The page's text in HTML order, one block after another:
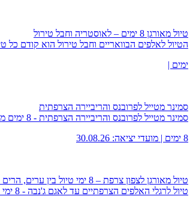
טיול מאורגן 8 ימים – לאוסטריה וחבל טירול
הטיול לאלפים הבוואריים וחבל טירול הוא קודם
ימים |
סמינר מטייל לפרובנס והריביירה הצרפתית
סמינר מטייל לפרובנס והריביירה הצרפתית - 8 ימים מופלאים של תרבות, אמנות, ארכיטקטורה והחיים הטובים...
8 ימים | מועדי יציאה: 30.08.26
טיול מאורגן לצפון צרפת – 8 ימי טיול בין ערים, הרים ואגמים
טיול לרגלי האלפים הצרפתיים עד לאגם ג'נבה - 8 ימי טיול בין ערים, הרים ואגמים